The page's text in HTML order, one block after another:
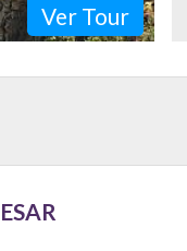
Ver Tour